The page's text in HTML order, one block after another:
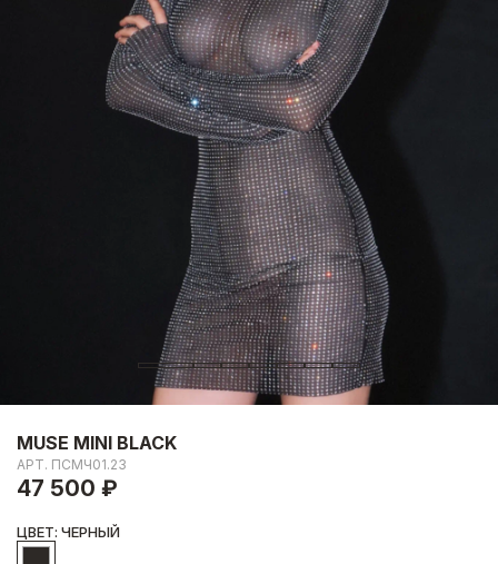
MUSE MINI BLACK
АРТ. ПСМЧ01.23
47 500 ₽
ЦВЕТ: ЧЕРНЫЙ